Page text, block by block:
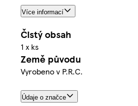
Více informací
Čistý obsah
1 x ks
Země původu
Vyrobeno v P.R.C.
Údaje o značce